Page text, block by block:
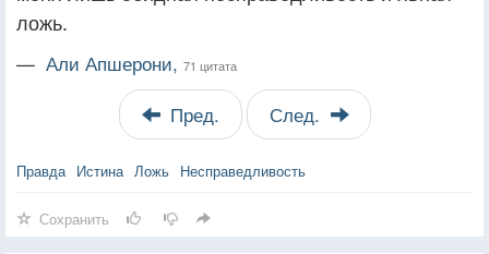
ложь.
— Али Апшерони, 71 цитата
Пред. След.
Правда Истина Ложь Несправедливость
Сохранить